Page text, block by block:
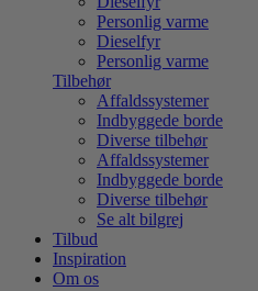
Personlig varme
Dieselfyr
Personlig varme
Tilbehør
Affaldssystemer
Indbyggede borde
Diverse tilbehør
Affaldssystemer
Indbyggede borde
Diverse tilbehør
Se alt bilgrej
Tilbud
Inspiration
Om os